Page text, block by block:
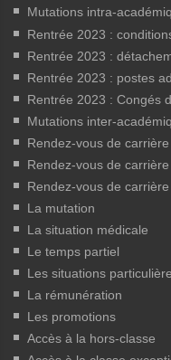
Mutations intra-
Rentrée 2023 :
Rentrée 2023 :
Rentrée 2023 : postes
Rentrée 2023 : Congés
Mutations inter-
Rendez-vous de
Rendez-vous de
Rendez-vous de
La mutation
La situation médicale
Le temps partiel
Les situations
La rémunération
Les promotions
Accès à la hors-classe